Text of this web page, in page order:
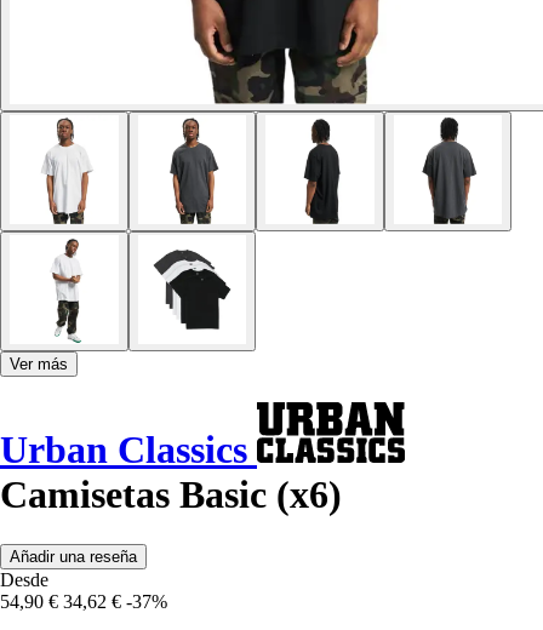
Ver más
Urban Classics
Camisetas Basic (x6)
Añadir una reseña
Desde
54,90 € 34,62 € -37%